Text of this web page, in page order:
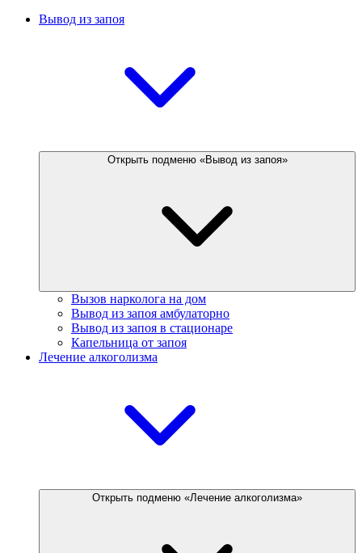
Вывод из запоя
Открыть подменю «Вывод из запоя»
Вызов нарколога на дом
Вывод из запоя амбулаторно
Вывод из запоя в стационаре
Капельница от запоя
Лечение алкоголизма
Открыть подменю «Лечение алкоголизма»